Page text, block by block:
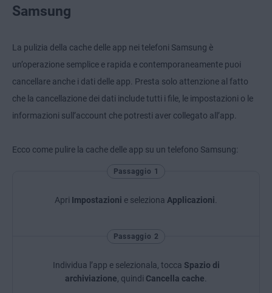
Samsung
La pulizia della cache delle app nei telefoni Samsung è
un’operazione semplice e rapida e contemporaneamente puoi
cancellare anche i dati delle app. Presta solo attenzione al fatto
che la cancellazione dei dati include tutti i file, le impostazioni o le
informazioni sull’account che potresti aver collegato all’app.
Ecco come pulire la cache delle app su un telefono Samsung:
Passaggio 1
Apri Impostazioni e seleziona Applicazioni.
Passaggio 2
Individua l’app e selezionala, tocca Spazio di
archiviazione, quindi Cancella cache.